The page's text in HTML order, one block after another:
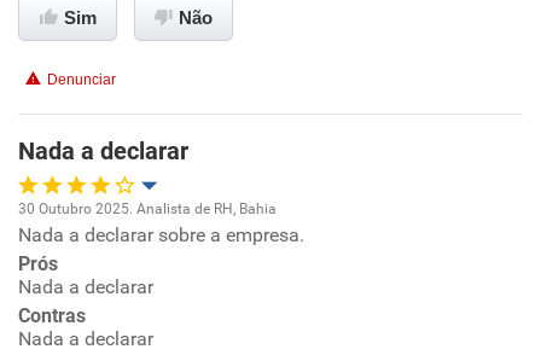
Conciliação com a vida familiar
Recomenda esta empresa
Sim Não
Denunciar
Nada a declarar
Oportunidade de promoção
Ambiente de trabalho
30 Outubro 2025. Analista de RH, Bahia
Nada a declarar sobre a empresa.
Prós
Nada a declarar
Contras
Nada a declarar